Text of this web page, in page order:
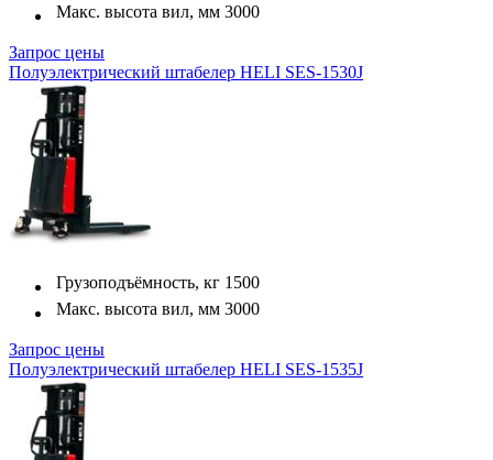
Макс. высота вил, мм 3000
Запрос цены
Полуэлектрический штабелер HELI SES-1530J
Грузоподъёмность, кг 1500
Макс. высота вил, мм 3000
Запрос цены
Полуэлектрический штабелер HELI SES-1535J